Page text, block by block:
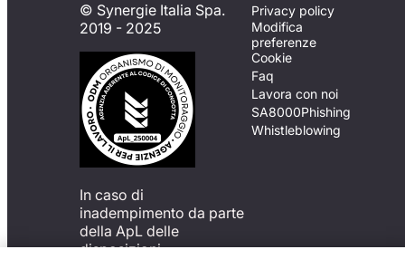
© Synergie Italia Spa.
2019 - 2025
In caso di
inadempimento da parte
della ApL delle
disposizioni
Privacy policy
Modifica
preferenze
Cookie
Faq
Lavora con noi
SA8000Phishing
Whistleblowing